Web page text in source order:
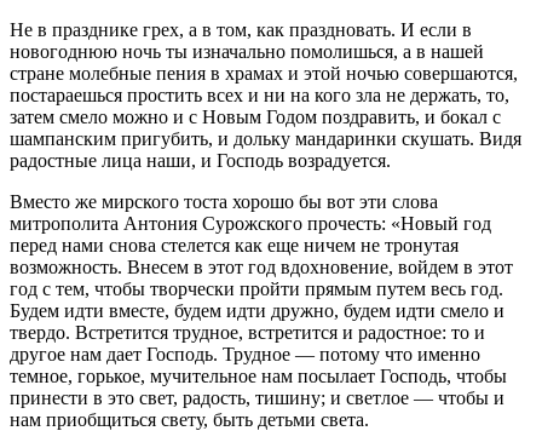
Не в празднике грех, а в том, как праздновать. И если в
новогоднюю ночь ты изначально помолишься, а в нашей
стране молебные пения в храмах и этой ночью совершаются,
постараешься простить всех и ни на кого зла не держать, то,
затем смело можно и с Новым Годом поздравить, и бокал с
шампанским пригубить, и дольку мандаринки скушать. Видя
радостные лица наши, и Господь возрадуется.
Вместо же мирского тоста хорошо бы вот эти слова
митрополита Антония Сурожского прочесть: «Новый год
перед нами снова стелется как еще ничем не тронутая
возможность. Внесем в этот год вдохновение, войдем в этот
год с тем, чтобы творчески пройти прямым путем весь год.
Будем идти вместе, будем идти дружно, будем идти смело и
твердо. Встретится трудное, встретится и радостное: то и
другое нам дает Господь. Трудное — потому что именно
темное, горькое, мучительное нам посылает Господь, чтобы
принести в это свет, радость, тишину; и светлое — чтобы и
нам приобщиться свету, быть детьми света.